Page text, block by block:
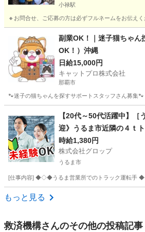
小禄駅
🔸お問合せ、ご応募の方は必ずフルネームをお伝え
小禄駅 その他 NPO法
副業OK！｜迷子猫ちゃん
OK！）沖縄
日給15,000円
キャットプロ株式会社
那覇市
🐾迷子の猫ちゃんを探すサポートスタッフさん募集
その他 スタッフ
【20代～50代活躍中】［
迎》うるま市近隣の４ｔ
駐車場完備／時給1,380円
時給1,380円
株式会社グロップ
うるま市
[仕事内容] ◆◇◆うるま営業所でのトラック運転手
沖縄 うるま市
もっと見る
救済機構さんのその他の投稿記事